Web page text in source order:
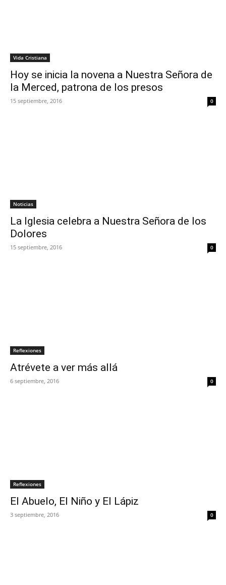
Vida Cristiana
Hoy se inicia la novena a Nuestra Señora de
la Merced, patrona de los presos
15 septiembre, 2016 0
Noticias
La Iglesia celebra a Nuestra Señora de los
Dolores
15 septiembre, 2016 0
Reflexiones
Atrévete a ver más allá
6 septiembre, 2016 0
Reflexiones
El Abuelo, El Niño y El Lápiz
3 septiembre, 2016 0